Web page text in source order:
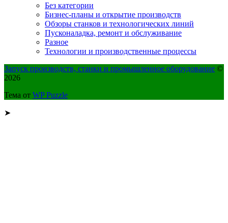
Без категории
Бизнес-планы и открытие производств
Обзоры станков и технологических линий
Пусконаладка, ремонт и обслуживание
Разное
Технологии и производственные процессы
Запуск производств, станки и промышленное оборудование ©
2026
Тема от WP Puzzle
➤